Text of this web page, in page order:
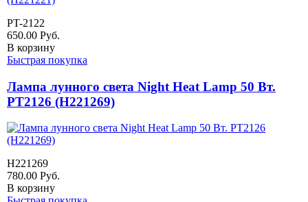
PT-2122
650.00 Руб.
В корзину
Быстрая покупка
Лампа лунного света Night Heat Lamp 50 Вт.
PT2126 (H221269)
H221269
780.00 Руб.
В корзину